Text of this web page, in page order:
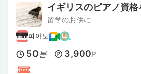
イギリスのピアノ資格
留学のお供に
피아노
50분 3,900P